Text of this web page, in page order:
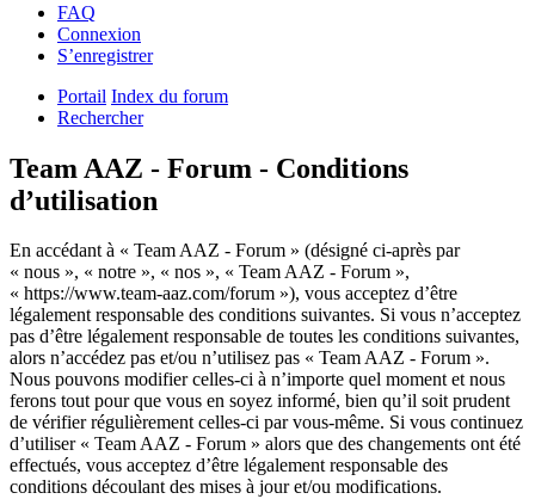
FAQ
Connexion
S’enregistrer
Portail Index du forum
Rechercher
Team AAZ - Forum - Conditions
d’utilisation
En accédant à « Team AAZ - Forum » (désigné ci-après par
« nous », « notre », « nos », « Team AAZ - Forum »,
« https://www.team-aaz.com/forum »), vous acceptez d’être
légalement responsable des conditions suivantes. Si vous n’acceptez
pas d’être légalement responsable de toutes les conditions suivantes,
alors n’accédez pas et/ou n’utilisez pas « Team AAZ - Forum ».
Nous pouvons modifier celles-ci à n’importe quel moment et nous
ferons tout pour que vous en soyez informé, bien qu’il soit prudent
de vérifier régulièrement celles-ci par vous-même. Si vous continuez
d’utiliser « Team AAZ - Forum » alors que des changements ont été
effectués, vous acceptez d’être légalement responsable des
conditions découlant des mises à jour et/ou modifications.